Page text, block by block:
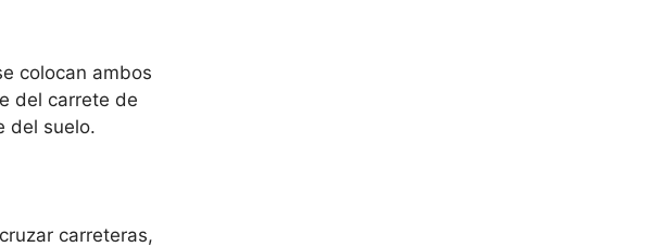
colocan ambos
del carrete de
del suelo.
carreteras,